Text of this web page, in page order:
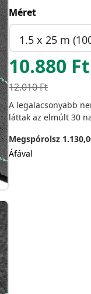
Méret
1.5 x 25 m
10.880 Ft
12.010Ft
A legalacsonyabb
láttak az elmúlt 30
Megspórolsz
Áfával